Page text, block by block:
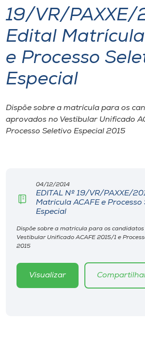
I.nova
Diplomados
Cultura
CPA
Biblioteca
Rádio
Unoesc
Store
19/VR/PAXXE/
Edital Matrícula
e Processo
Especial
Dispõe sobre a matrícula para os
aprovados no Vestibular Unificado
Processo Seletivo Especial 2015
04/12/2014
EDITAL Nº 19/VR/PAXXE/
Matrícula ACAFE e Processo
Especial
Dispõe sobre a matrícula para os
Vestibular Unificado ACAFE 2015/1 e
2015
Visualizar